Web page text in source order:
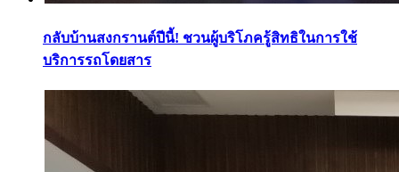
กลับบ้านสงกรานต์ปีนี้! ชวนผู้บริโภครู้สิทธิในการใช้
บริการรถโดยสาร